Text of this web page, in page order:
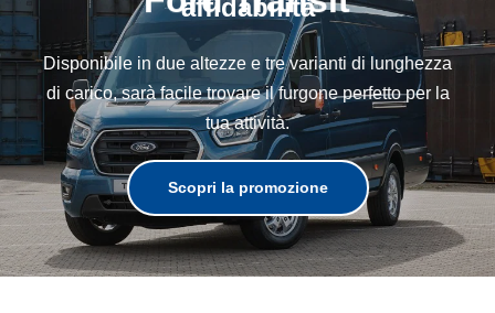
affidabilità
Disponibile in due altezze e tre varianti di lunghezza
di carico, sarà facile trovare il furgone perfetto per la
tua attività.
Scopri la promozione